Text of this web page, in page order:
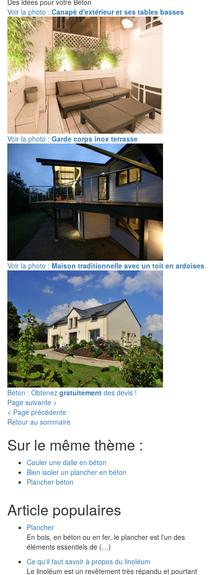
Des idées pour votre Béton
Voir la photo : Canapé d'extérieur et ses tables basses
Voir la photo : Garde corps inox terrasse
Voir la photo : Maison traditionnelle avec un toit en ardoises
Béton : Obtenez gratuitement des devis !
Page suivante >
< Page précédente
Retour au sommaire
Sur le même thème :
Couler une dalle en béton
Bien isoler un plancher en béton
Plancher béton
Article populaires
Plancher
En bois, en béton ou en fer, le plancher est l’un des
éléments essentiels de (…)
Ce qu'il faut savoir à propos du linoléum
Le linoléum est un revêtement très répandu et pourtant